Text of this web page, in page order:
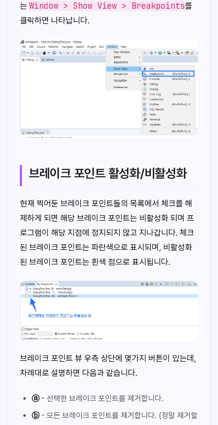
는 Window > Show View > Breakpoints를
클릭하면 나타납니다.
브레이크 포인트 활성화/비활성화
현재 찍어둔 브레이크 포인트들의 목록에서 체크를 해
제하게 되면 해당 브레이크 포인트는 비활성화 되며 프
로그램이 해당 지점에 정지되지 않고 지나갑니다. 체크
된 브레이크 포인트는 파란색으로 표시되며, 비활성화
된 브레이크 포인트는 흰색 점으로 표시됩니다.
브레이크 포인트 뷰 우측 상단에 몇가지 버튼이 있는데,
차례대로 설명하면 다음과 같습니다.
ⓐ- 선택한 브레이크 포인트를 제거합니다.
ⓑ- 모든 브레이크 포인트를 제거합니다. (정말 제거할